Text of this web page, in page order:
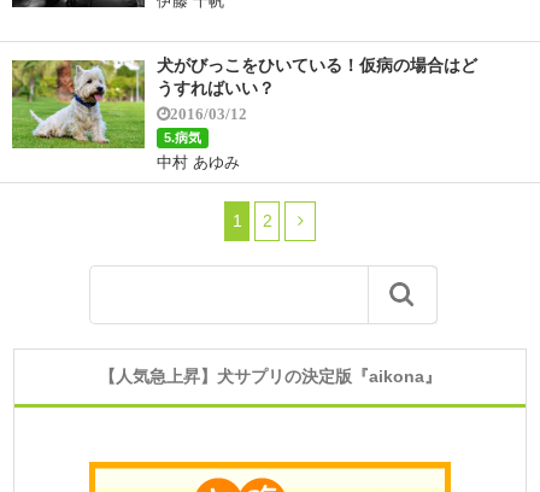
犬がびっこをひいている！仮病の場合はど
うすればいい？
2016/03/12
5.病気
中村 あゆみ
1 2
【人気急上昇】犬サプリの決定版『aikona』